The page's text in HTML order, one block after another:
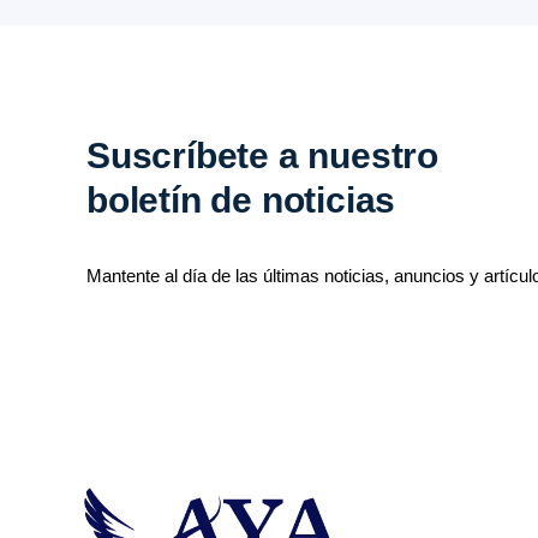
Suscríbete a nuestro
boletín de noticias
Mantente al día de las últimas noticias, anuncios y